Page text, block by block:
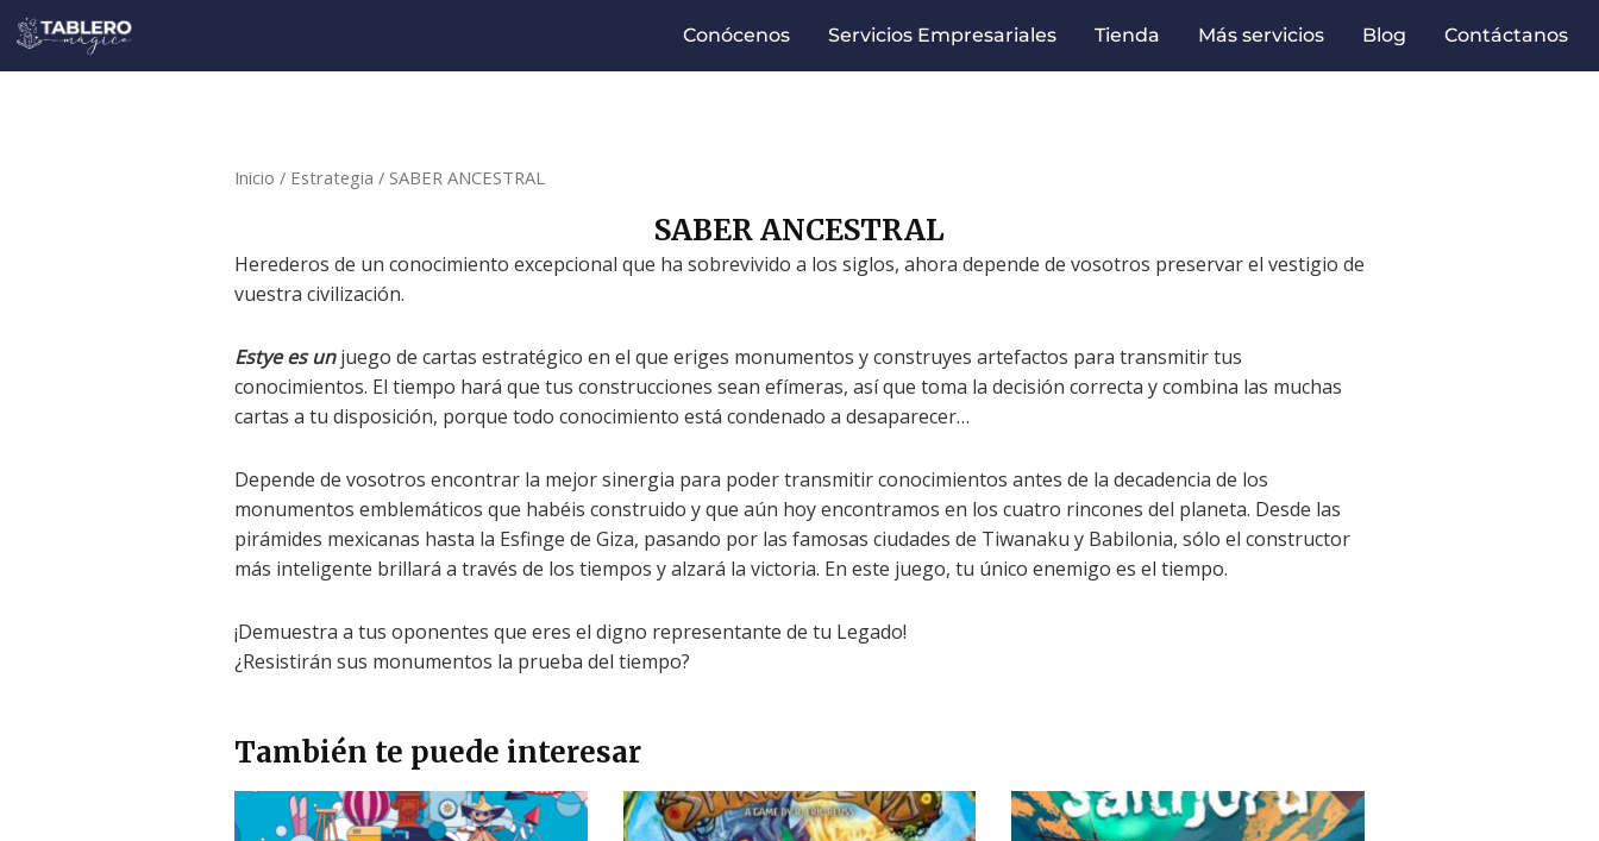
contenido
Conócenos Servicios Empresariales Tienda Más servicios Blog Contáctanos
Inicio / Estrategia / SABER ANCESTRAL
SABER ANCESTRAL
Herederos de un conocimiento excepcional que ha sobrevivido a los siglos, ahora depende de vosotros preservar el vestigio de
vuestra civilización.
Estye es unjuego de cartas estratégico en el que eriges monumentos y construyes artefactos para transmitir tus
conocimientos. El tiempo hará que tus construcciones sean efímeras, así que toma la decisión correcta y combina las muchas
cartas a tu disposición, porque todo conocimiento está condenado a desaparecer…
Depende de vosotros encontrar la mejor sinergia para poder transmitir conocimientos antes de la decadencia de los
monumentos emblemáticos que habéis construido y que aún hoy encontramos en los cuatro rincones del planeta. Desde las
pirámides mexicanas hasta la Esfinge de Giza, pasando por las famosas ciudades de Tiwanaku y Babilonia, sólo el constructor
más inteligente brillará a través de los tiempos y alzará la victoria. En este juego, tu único enemigo es el tiempo.
¡Demuestra a tus oponentes que eres el digno representante de tu Legado!
¿Resistirán sus monumentos la prueba del tiempo?
También te puede interesar